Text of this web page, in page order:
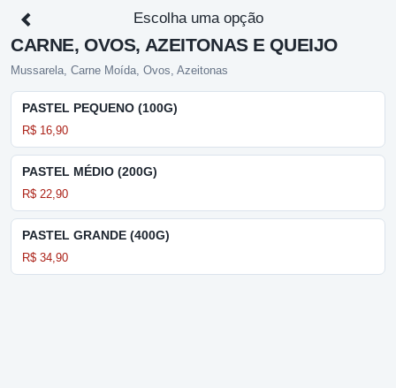
Escolha uma opção
CARNE, OVOS, AZEITONAS E QUEIJO
Mussarela, Carne Moída, Ovos, Azeitonas
PASTEL PEQUENO (100G)
R$ 16,90
PASTEL MÉDIO (200G)
R$ 22,90
PASTEL GRANDE (400G)
R$ 34,90